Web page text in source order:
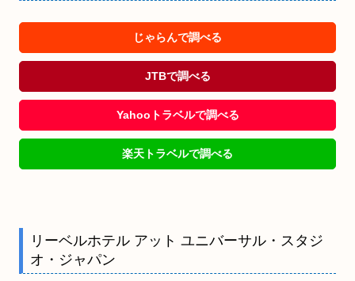
じゃらんで調べる
JTBで調べる
Yahooトラベルで調べる
楽天トラベルで調べる
リーベルホテル アット ユニバーサル・スタジ
オ・ジャパン